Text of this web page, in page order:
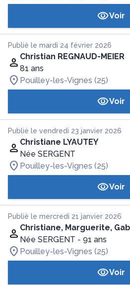
Voir
Publié le mardi 24 février 2026
Christian REGNAUD-MEIER
81 ans
Pouilley-les-Vignes (25)
Voir
Publié le vendredi 23 janvier 2026
Christiane LYAUTEY
Née SERGENT
Pouilley-les-Vignes (25)
Voir
Publié le mercredi 21 janvier 2026
Christiane, Marguerite,
Née SERGENT - 91 ans
Pouilley-les-Vignes (25)
Voir